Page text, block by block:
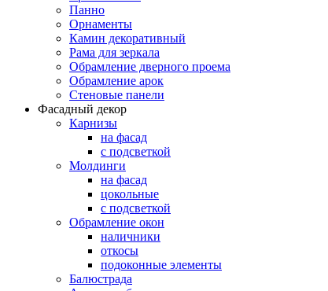
Панно
Орнаменты
Камин декоративный
Рама для зеркала
Обрамление дверного проема
Обрамление арок
Стеновые панели
Фасадный декор
Карнизы
на фасад
с подсветкой
Молдинги
на фасад
цокольные
с подсветкой
Обрамление окон
наличники
откосы
подоконные элементы
Балюстрада